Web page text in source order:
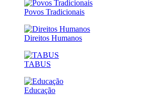
Povos Tradicionais
Direitos Humanos
TABUS
Educação